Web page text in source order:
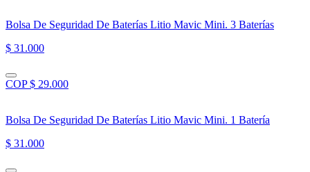
Bolsa De Seguridad De Baterías Litio Mavic Mini. 3 Baterías
$ 31.000
COP $ 29.000
Bolsa De Seguridad De Baterías Litio Mavic Mini. 1 Batería
$ 31.000